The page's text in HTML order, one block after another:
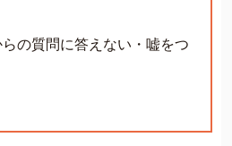
の質問に答えない・嘘をつ